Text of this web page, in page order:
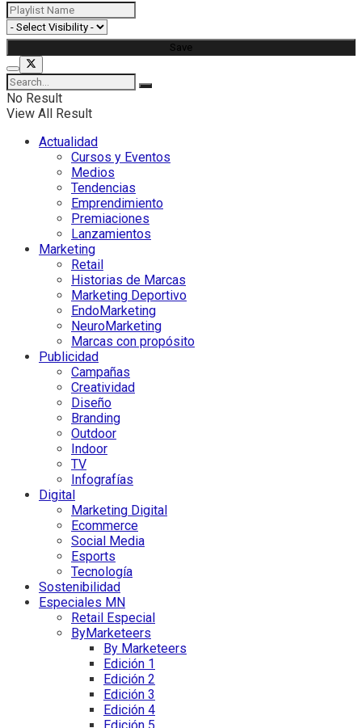
No Result
View All Result
Actualidad
Cursos y Eventos
Medios
Tendencias
Emprendimiento
Premiaciones
Lanzamientos
Marketing
Retail
Historias de Marcas
Marketing Deportivo
EndoMarketing
NeuroMarketing
Marcas con propósito
Publicidad
Campañas
Creatividad
Diseño
Branding
Outdoor
Indoor
TV
Infografías
Digital
Marketing Digital
Ecommerce
Social Media
Esports
Tecnología
Sostenibilidad
Especiales MN
Retail Especial
ByMarketeers
By Marketeers
Edición 1
Edición 2
Edición 3
Edición 4